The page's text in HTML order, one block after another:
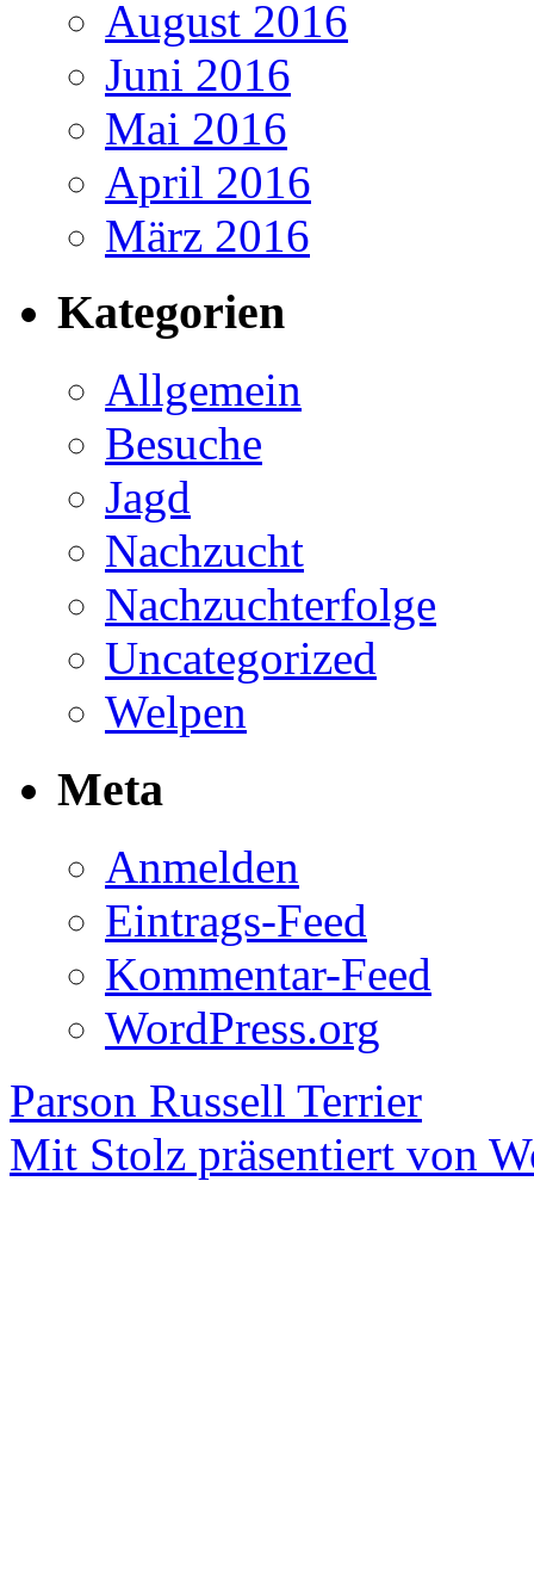
August 2016
Juni 2016
Mai 2016
April 2016
März 2016
Kategorien
Allgemein
Besuche
Jagd
Nachzucht
Nachzuchterfolge
Uncategorized
Welpen
Meta
Anmelden
Eintrags-Feed
Kommentar-Feed
WordPress.org
Parson Russell Terrier
Mit Stolz präsentiert von